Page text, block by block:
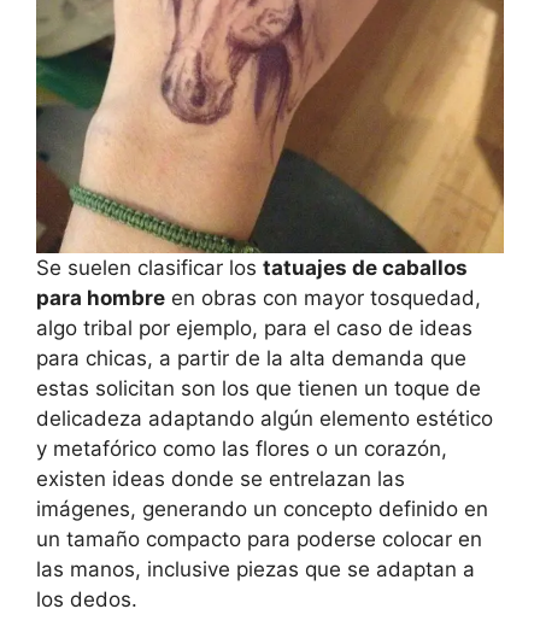
Se suelen clasificar los tatuajes de caballos
para hombre en obras con mayor tosquedad,
algo tribal por ejemplo, para el caso de ideas
para chicas, a partir de la alta demanda que
estas solicitan son los que tienen un toque de
delicadeza adaptando algún elemento estético
y metafórico como las flores o un corazón,
existen ideas donde se entrelazan las
imágenes, generando un concepto definido en
un tamaño compacto para poderse colocar en
las manos, inclusive piezas que se adaptan a
los dedos.